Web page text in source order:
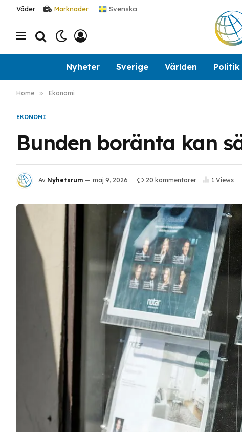
Väder Marknader Svenska
Nyheter Sverige Världen Politik
Home » Ekonomi
EKONOMI
Bunden boränta kan
Av Nyhetsrum maj 9, 2026 20 kommentarer 1 Views